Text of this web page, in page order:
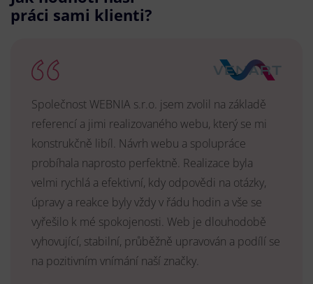
práci sami klienti?
Společnost WEBNIA s.r.o. jsem zvolil na základě
referencí a jimi realizovaného webu, který se mi
konstrukčně libíl. Návrh webu a spolupráce
probíhala naprosto perfektně. Realizace byla
velmi rychlá a efektivní, kdy odpovědi na otázky,
úpravy a reakce byly vždy v řádu hodin a vše se
vyřešilo k mé spokojenosti. Web je dlouhodobě
vyhovující, stabilní, průběžně upravován a podílí se
na pozitivním vnímání naší značky.